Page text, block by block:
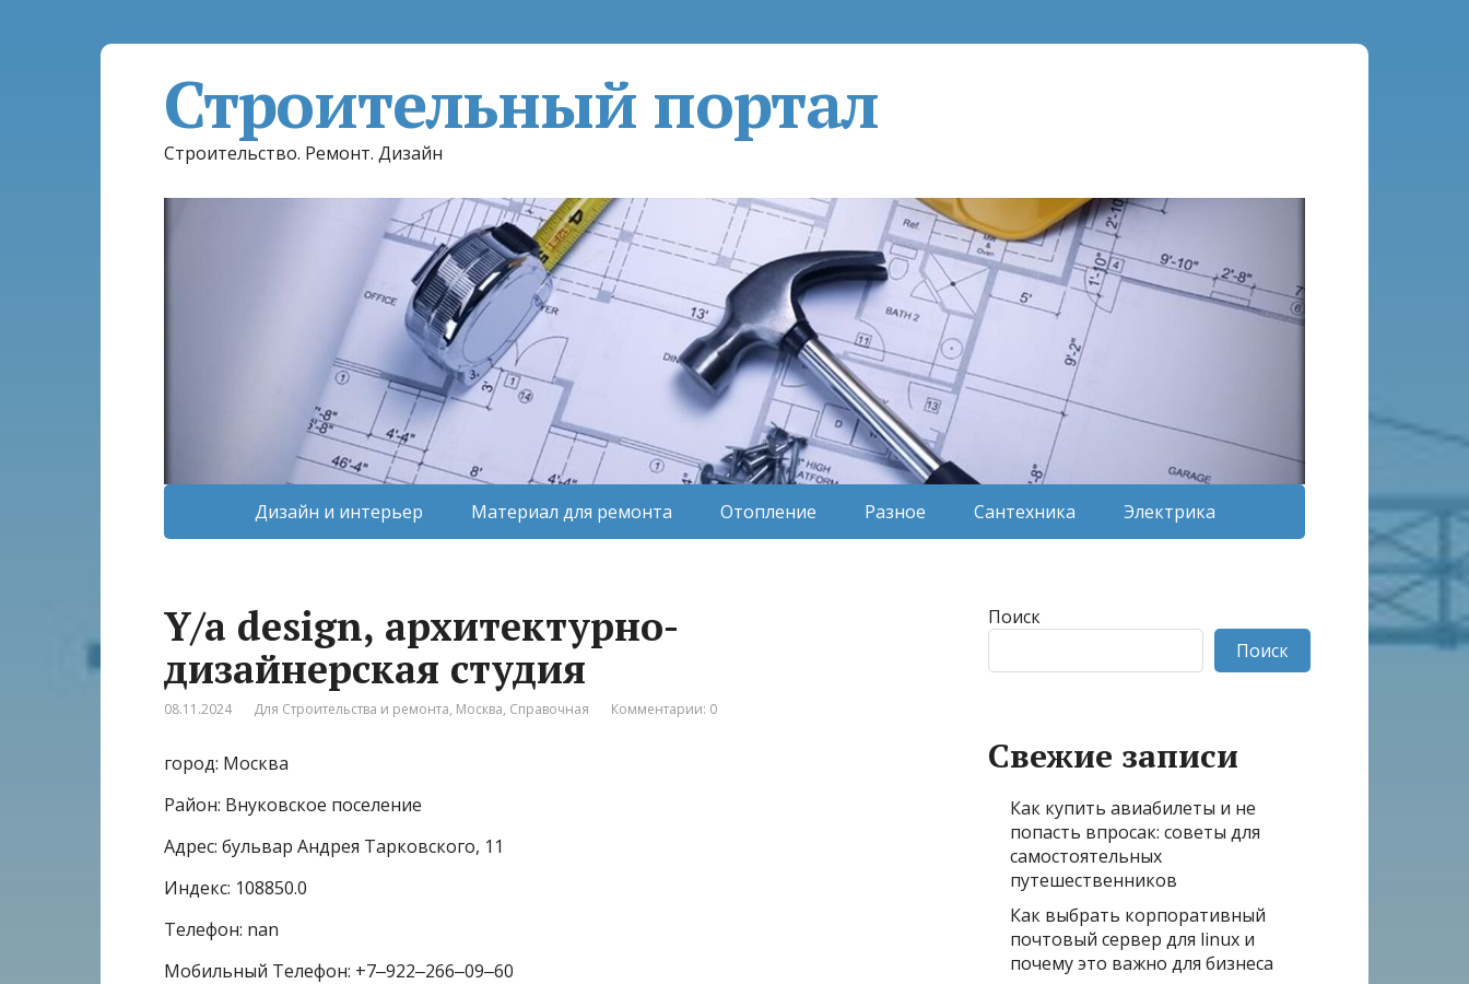
Строительный портал
Строительство. Ремонт. Дизайн
Дизайн и интерьер Материал для ремонта Отопление Разное Сантехника Электрика
Y/a design, архитектурно-
дизайнерская студия
08.11.2024 Для Строительства и ремонта, Москва, Справочная Комментарии: 0
город: Москва
Район: Внуковское поселение
Адрес: бульвар Андрея Тарковского, 11
Индекс: 108850.0
Телефон: nan
Мобильный Телефон: +7‒922‒266‒09‒60
Поиск
Поиск
Свежие записи
Как купить авиабилеты и не
попасть впросак: советы для
самостоятельных
путешественников
Как выбрать корпоративный
почтовый сервер для linux и
почему это важно для бизнеса